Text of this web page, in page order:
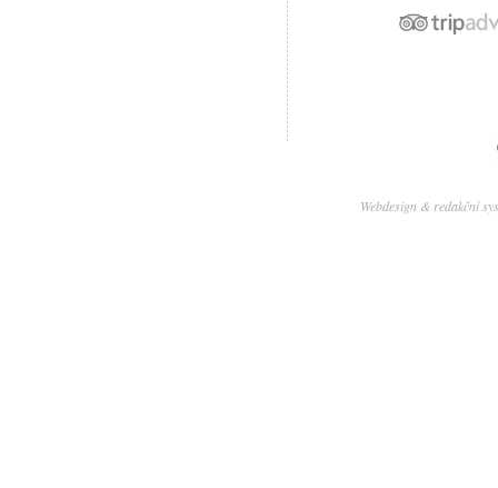
Webdesign & redakční